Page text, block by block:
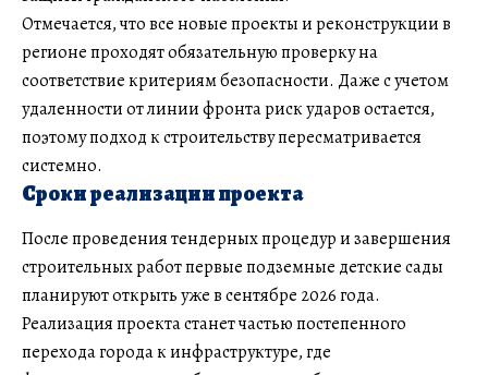
Отмечается, что все новые проекты и реконструкции в
регионе проходят обязательную проверку на
соответствие критериям безопасности. Даже с учетом
удаленности от линии фронта риск ударов остается,
поэтому подход к строительству пересматривается
системно.
Сроки реализации проекта
После проведения тендерных процедур и завершения
строительных работ первые подземные детские сады
планируют открыть уже в сентябре 2026 года.
Реализация проекта станет частью постепенного
перехода города к инфраструктуре, где